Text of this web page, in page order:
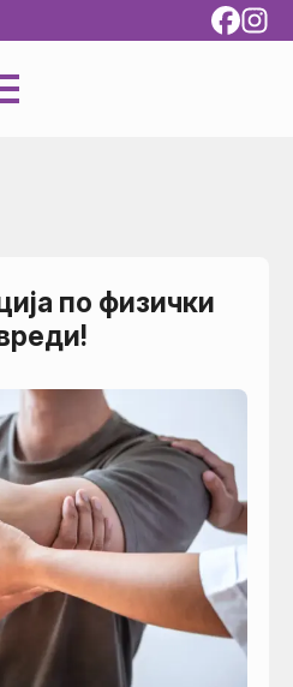
по физички